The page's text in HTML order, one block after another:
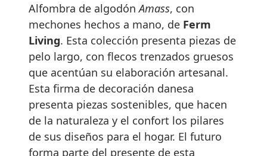
Alfombra de algodónAmass, con
mechones hechos a mano, de Ferm
Living. Esta colección presenta piezas de
pelo largo, con flecos trenzados gruesos
que acentúan su elaboración artesanal.
Esta firma de decoración danesa
presenta piezas sostenibles, que hacen
de la naturaleza y el confort los pilares
de sus diseños para el hogar. El futuro
forma parte del presente de esta